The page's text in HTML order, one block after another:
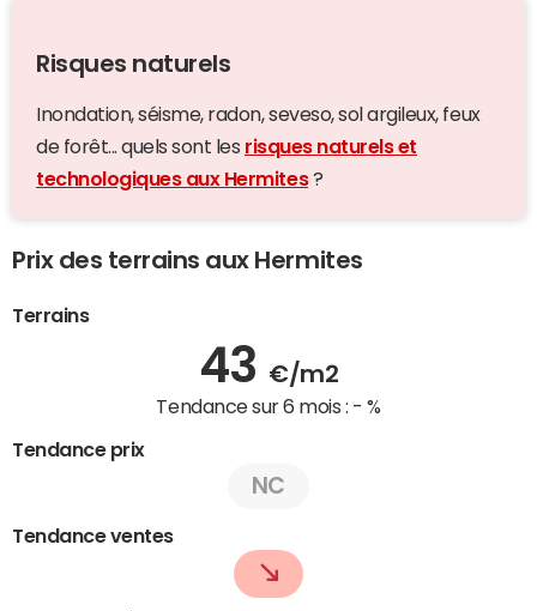
Risques naturels
Inondation, séisme, radon, seveso, sol argileux, feux
de forêt... quels sont les risques naturels et
technologiques aux Hermites?
Prix des terrains aux Hermites
Terrains
43 €/m2
Tendance sur 6 mois : - %
Tendance prix
NC
Tendance ventes